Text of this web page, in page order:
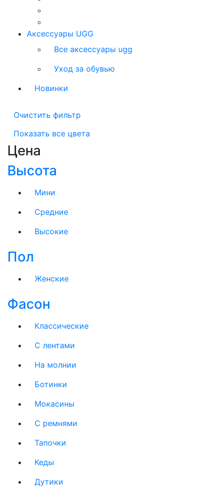
Аксессуары UGG
Все аксессуары ugg
Уход за обувью
Новинки
Очистить фильтр
Показать все цвета
Цена
Высота
Мини
Средние
Высокие
Пол
Женские
Фасон
Классические
С лентами
На молнии
Ботинки
Мокасины
С ремнями
Тапочки
Кеды
Дутики